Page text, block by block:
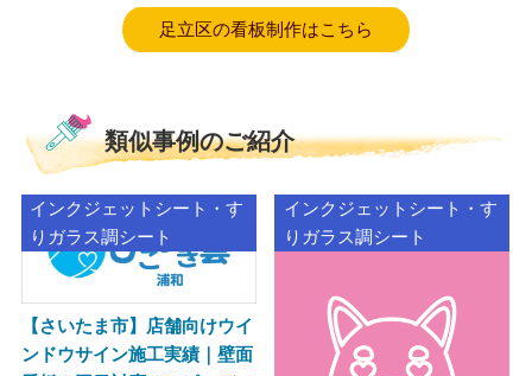
足立区の看板制作はこちら
類似事例のご紹介
インクジェットシート・す
りガラス調シート
【さいたま市】店舗向けウイ
ンドウサイン施工実績｜壁面
インクジェットシート・す
りガラス調シート